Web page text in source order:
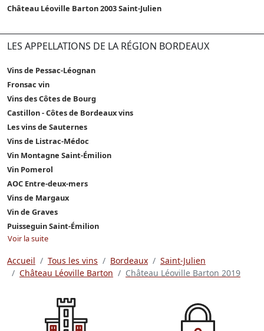
Château Léoville Barton 2003 Saint-Julien
LES APPELLATIONS DE LA RÉGION BORDEAUX
Vins de Pessac-Léognan
Fronsac vin
Vins des Côtes de Bourg
Castillon - Côtes de Bordeaux vins
Les vins de Sauternes
Vins de Listrac-Médoc
Vin Montagne Saint-Émilion
Vin Pomerol
AOC Entre-deux-mers
Vins de Margaux
Vin de Graves
Puisseguin Saint-Émilion
Voir la suite
Accueil Tous les vins Bordeaux
Saint-Julien
Château Léoville Barton
Château Léoville Barton 2019